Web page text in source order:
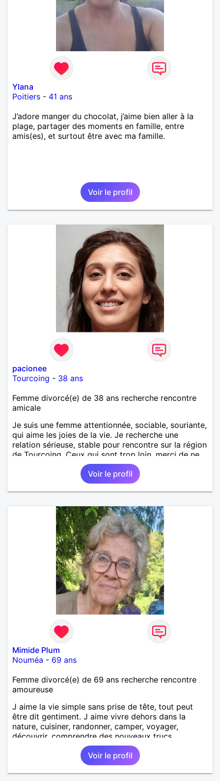
Ylana
Poitiers - 41 ans
J’adore manger du chocolat, j’aime bien aller à la
plage, partager des moments en famille, entre
amis(es), et surtout être avec ma famille.
Voir le profil
pacionee
Tourcoing - 38 ans
Femme divorcé(e) de 38 ans recherche rencontre
amicale
Je suis une femme attentionnée, sociable, souriante,
qui aime les joies de la vie. Je recherche une
relation sérieuse, stable pour rencontre sur la région
de Tourcoing. Ceux qui sont trop loin, merci de ne
pas me contacter et pour les autres je ne
manquerais pas de vous répondre et ce sera avec
Voir le profil
Mimide Plum
Nouméa - 69 ans
Femme divorcé(e) de 69 ans recherche rencontre
amoureuse
J aime la vie simple sans prise de tête, tout peut
être dit gentiment. J aime vivre dehors dans la
nature, cuisiner, randonner, camper, voyager,
découvrir, comprendre des nouveaux trucs
techniques et sur la vie des êtres vivants. J aime
danser, faire la fête. Je ne bois pratiquement pas d
alcool, je fume rarement, je ris souvent. Je cherche
un vrai amoureux pour continuer à profiter de la vie
Voir le profil